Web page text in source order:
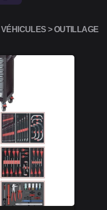
> OUTILLAGE